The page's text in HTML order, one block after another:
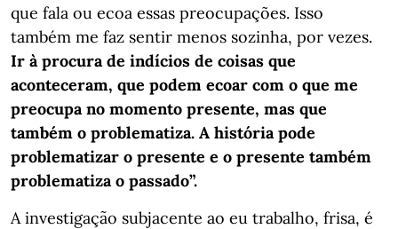
que fala ou ecoa essas preocupações. Isso
também me faz sentir menos sozinha, por vezes.
Ir à procura de indícios de coisas que
aconteceram, que podem ecoar com o que me
preocupa no momento presente, mas que
também o problematiza. A história pode
problematizar o presente e o presente também
problematiza o passado”.
A investigação subjacente ao eu trabalho, frisa, é